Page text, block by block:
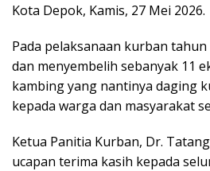
Kota Depok, Kamis, 27 Mei 2026.
Pada pelaksanaan kurban
dan menyembelih sebanyak 11
kambing yang nantinya daging
kepada warga dan masyarakat
Ketua Panitia Kurban, Dr.
ucapan terima kasih kepada